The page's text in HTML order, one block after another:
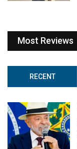
Most Reviews
RECENT